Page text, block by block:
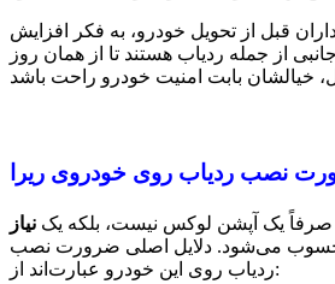
قبل از تحویل خودرو، به فکر افزایش
از جمله ردیاب هستند تا از همان روز
نصب ردیاب روی خودروی ریرا
صرفاً یک آپشن لوکس نیست، بلکه یک نیاز
می‌شود. دلایل اصلی ضرورت نصب
ردیاب روی این خودرو عبارت‌اند از: